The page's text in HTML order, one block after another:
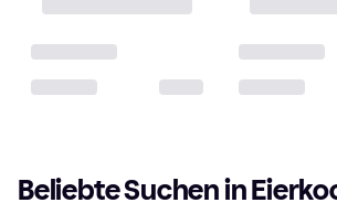
Beliebte Suchen in